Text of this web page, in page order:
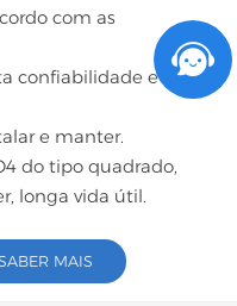
com as
confiabilidade e alta
e manter.
do tipo quadrado,
longa vida útil.
MAIS